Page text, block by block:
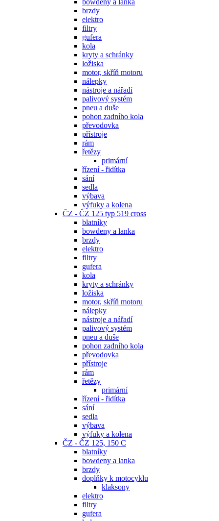
brzdy
elektro
filtry
gufera
kola
kryty a schránky
ložiska
motor, skříň motoru
nálepky
nástroje a nářadí
palivový systém
pneu a duše
pohon zadního kola
převodovka
přístroje
rám
řetězy
primární
řízení - řidítka
sání
sedla
výbava
výfuky a kolena
ČZ - ČZ 125 typ 519 cross
blatníky
bowdeny a lanka
brzdy
elektro
filtry
gufera
kola
kryty a schránky
ložiska
motor, skříň motoru
nálepky
nástroje a nářadí
palivový systém
pneu a duše
pohon zadního kola
převodovka
přístroje
rám
řetězy
primární
řízení - řidítka
sání
sedla
výbava
výfuky a kolena
ČZ - ČZ 125, 150 C
blatníky
bowdeny a lanka
brzdy
doplňky k motocyklu
klaksony
elektro
filtry
gufera